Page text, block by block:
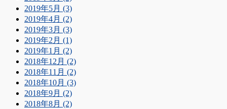
2019年5月 (3)
2019年4月 (2)
2019年3月 (3)
2019年2月 (1)
2019年1月 (2)
2018年12月 (2)
2018年11月 (2)
2018年10月 (3)
2018年9月 (2)
2018年8月 (2)